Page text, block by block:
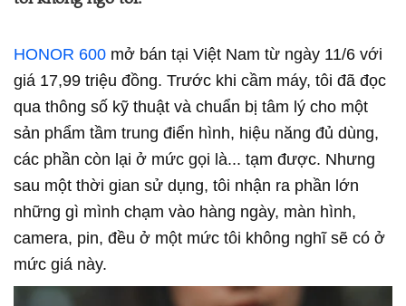
HONOR 600 mở bán tại Việt Nam từ ngày 11/6 với
giá 17,99 triệu đồng. Trước khi cầm máy, tôi đã đọc
qua thông số kỹ thuật và chuẩn bị tâm lý cho một
sản phẩm tầm trung điển hình, hiệu năng đủ dùng,
các phần còn lại ở mức gọi là... tạm được. Nhưng
sau một thời gian sử dụng, tôi nhận ra phần lớn
những gì mình chạm vào hàng ngày, màn hình,
camera, pin, đều ở một mức tôi không nghĩ sẽ có ở
mức giá này.